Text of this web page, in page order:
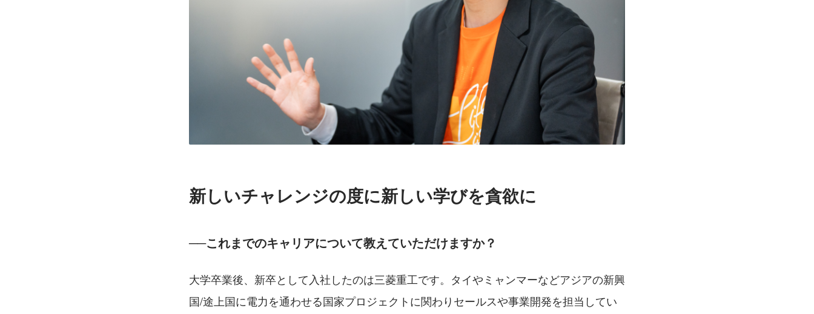
新しいチャレンジの度に新しい学びを貪欲に
──これまでのキャリアについて教えていただけますか？
大学卒業後、新卒として入社したのは三菱重工です。タイやミャンマーなどアジアの新興
国/途上国に電力を通わせる国家プロジェクトに関わりセールスや事業開発を担当してい